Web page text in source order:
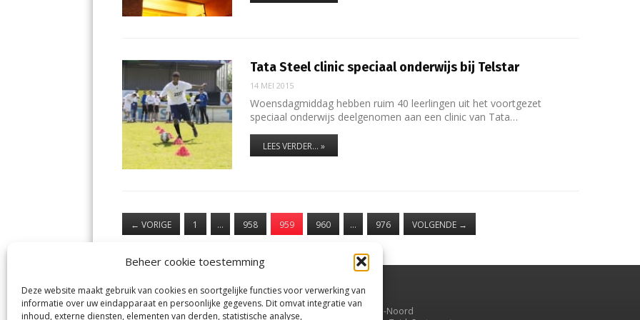
Beheer cookie toestemming
Deze website maakt gebruik van cookies en soortgelijke functies voor verwerking van
informatie over uw eindapparaat en persoonlijke gegevens. Dit omvat integratie van
inhoud, externe diensten, elementen van derden, statistische analyse,
Tata Steel clinic speciaal onderwijs bij Telstar
14 MEI 2015
Woensdagmiddag hebben ruim 40 leerlingen uit het voortgezet
speciaal onderwijs deelgenomen aan een clinic van Tata…
LEES VERDER... »
← VORIGE 1 … 958 959 960 … 976 VOLGENDE →
Jutter | Hofgeest
IJmuiden,
Velsen-Noord